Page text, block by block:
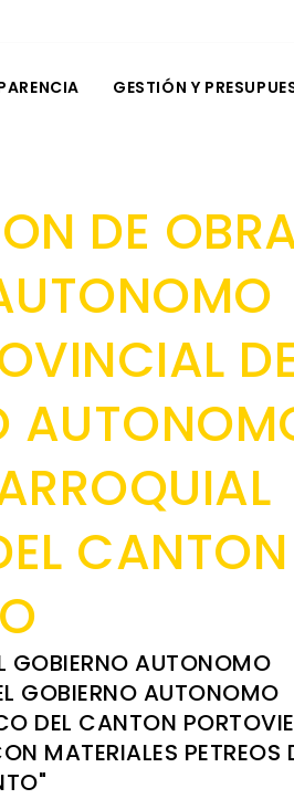
GESTIÓN Y
DE
CANTON
GOBIERNO AUTONOMO
GOBIERNO AUTONOMO
DEL CANTON
MATERIALES PETREOS